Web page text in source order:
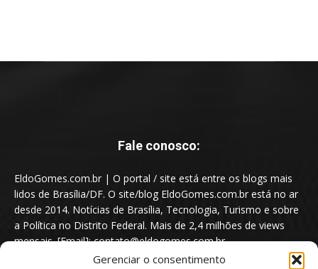
Gerenciar o consentimento
Fale conosco:
EldoGomes.com.br | O portal / site está entre os blogs mais
lidos de Brasília/DF. O site/blog EldoGomes.com.br está no ar
desde 2014. Notícias de Brasília, Tecnologia, Turismo e sobre
a Política no Distrito Federal. Mais de 2,4 milhões de views
mensais. [Email]: contato@eldogomes.com.br